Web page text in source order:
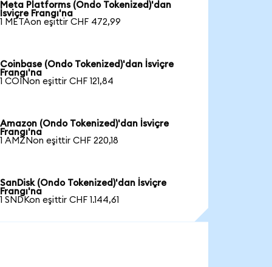
Meta Platforms (Ondo Tokenized)'dan
İsviçre Frangı'na
1 METAon eşittir CHF 472,99
Coinbase (Ondo Tokenized)'dan İsviçre
Frangı'na
1 COINon eşittir CHF 121,84
Amazon (Ondo Tokenized)'dan İsviçre
Frangı'na
1 AMZNon eşittir CHF 220,18
SanDisk (Ondo Tokenized)'dan İsviçre
Frangı'na
1 SNDKon eşittir CHF 1.144,61